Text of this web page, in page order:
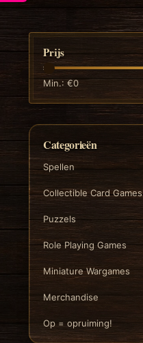
Prijs
Min.: €0
Categorieën
Spellen
Collectible Card Games
Puzzels
Role Playing Games
Miniature Wargames
Merchandise
Op = opruiming!